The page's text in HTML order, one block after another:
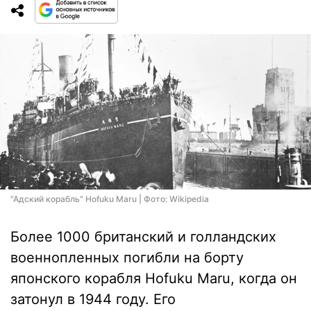
"Адский корабль" Hofuku Maru | Фото: Wikipedia
Более 1000 британский и голландских
военнопленных погибли на борту
японского корабля Hofuku Maru, когда он
затонул в 1944 году. Его